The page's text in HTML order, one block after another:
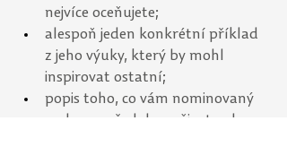
nejvíce oceňujete;
alespoň jeden konkrétní příklad
z jeho výuky, který by mohl
inspirovat ostatní;
popis toho, co vám nominovaný
pedagog předal pro život nebo